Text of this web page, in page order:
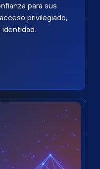
para sus
privilegiado,